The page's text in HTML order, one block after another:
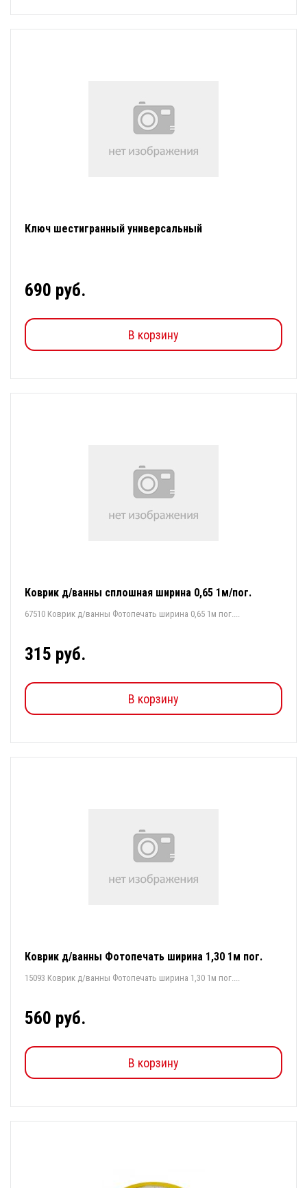
Ключ шестигранный универсальный
690 руб.
В корзину
Коврик д/ванны сплошная ширина 0,65 1м/пог.
67510 Коврик д/ванны Фотопечать ширина 0,65 1м пог....
315 руб.
В корзину
Коврик д/ванны Фотопечать ширина 1,30 1м пог.
15093 Коврик д/ванны Фотопечать ширина 1,30 1м пог....
560 руб.
В корзину